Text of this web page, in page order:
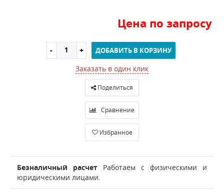
Цена по запросу
ДОБАВИТЬ В КОРЗИНУ
Заказать в один клик
Поделиться
Сравнение
Избранное
Безналичный расчет Работаем с физическими и
юридическими лицами.